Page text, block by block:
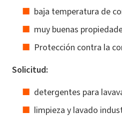
baja temperatura de
muy buenas
Protección contra la
Solicitud:
detergentes para
limpieza y lavado